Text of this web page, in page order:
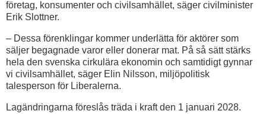
företag, konsumenter och civilsamhället, säger civilminister
Erik Slottner.
– Dessa förenklingar kommer underlätta för aktörer som
säljer begagnade varor eller donerar mat. På så sätt stärks
hela den svenska cirkulära ekonomin och samtidigt gynnar
vi civilsamhället, säger Elin Nilsson, miljöpolitisk
talesperson för Liberalerna.
Lagändringarna föreslås träda i kraft den 1 januari 2028.